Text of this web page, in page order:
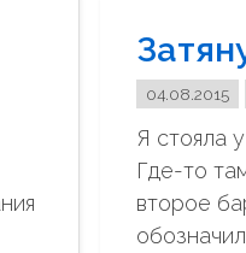
04.08.2015
Я стояла
Где-то
второе